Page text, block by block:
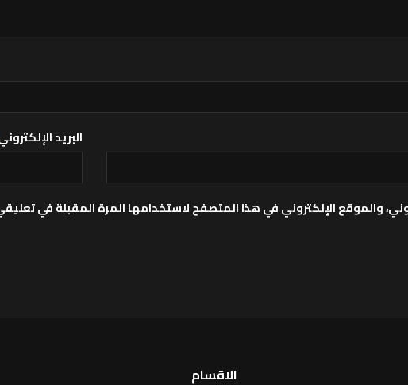
البريد
والموقع الإلكتروني في هذا المتصفح لاستخدامها المرة المقبلة في
الاقسام